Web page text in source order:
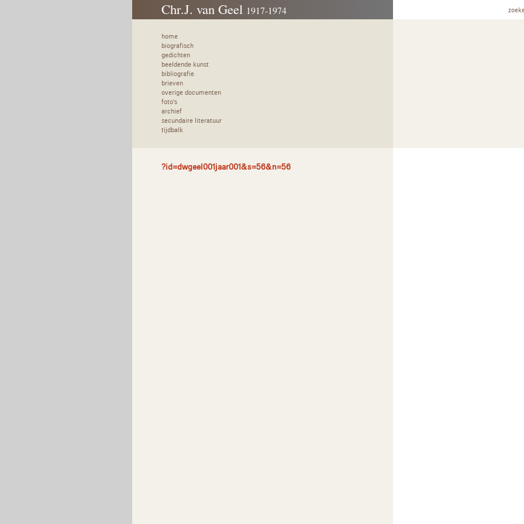
Chr.J. van Geel 1917-1974
home
biografisch
gedichten
beeldende kunst
bibliografie
brieven
overige documenten
foto's
archief
secundaire literatuur
tijdbalk
?id=dwgeel001jaar001&s=56&n=56